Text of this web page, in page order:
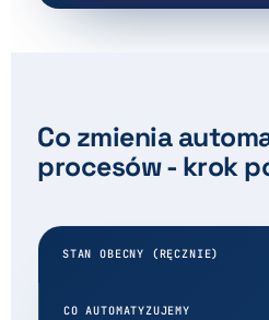
Co zmienia
procesów - krok
STAN OBECNY (RĘCZNIE)
CO AUTOMATYZUJEMY